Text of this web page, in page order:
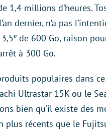
1,4 millions d’heures.
dernier, n’a pas
de 600 Go, raison
à 300 Go.
populaires dans
Ultrastar 15K ou le
bien qu’il existe des
plus récents que le